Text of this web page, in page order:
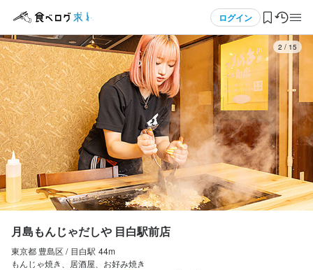
ログイン
ログイン・無料会員登録
食べログ求人TOP
求人検索
マイページ管理
気になる求人
3 / 15
月島もんじゃだしや 目白駅前店
東京都 豊島区 / 目白駅 44m
もんじゃ焼き、居酒屋、お好み焼き
アルバイト・パート 月島もんじゃだしや 目白駅前店
ホールスタッフ・サービススタッフ
ホールスタッフ・サービススタッフ
時給1,250円〜
昇給あり 交通費支給
研修期間
研修期間はスキルに応じて短縮します
給与補足
応募画面へ進む